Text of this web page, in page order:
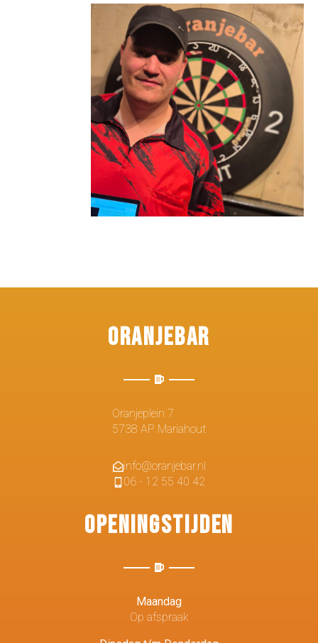
Oranjebar
Oranjeplein 7
5738 AP Mariahout
info@oranjebar.nl
06 - 12 55 40 42
Openingstijden
Maandag
Op afspraak